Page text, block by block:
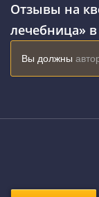
Отзывы на
лечебница»
Вы должны